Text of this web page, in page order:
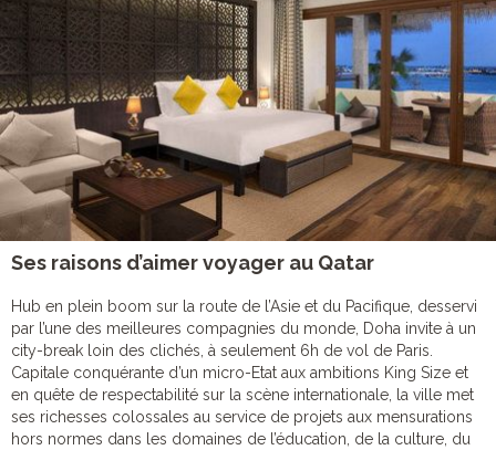
Ses raisons d’aimer voyager au Qatar
Hub en plein boom sur la route de l’Asie et du Pacifique, desservi
par l’une des meilleures compagnies du monde, Doha invite à un
city-break loin des clichés, à seulement 6h de vol de Paris.
Capitale conquérante d’un micro-Etat aux ambitions King Size et
en quête de respectabilité sur la scène internationale, la ville met
ses richesses colossales au service de projets aux mensurations
hors normes dans les domaines de l’éducation, de la culture, du